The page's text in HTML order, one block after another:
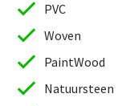
PVC
Woven
PaintWood
Natuursteen